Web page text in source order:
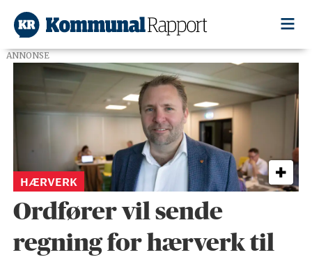
Tag:
fredrikstad
ANNONSE
HÆRVERK
Ordfører vil sende
regning for hærverk til